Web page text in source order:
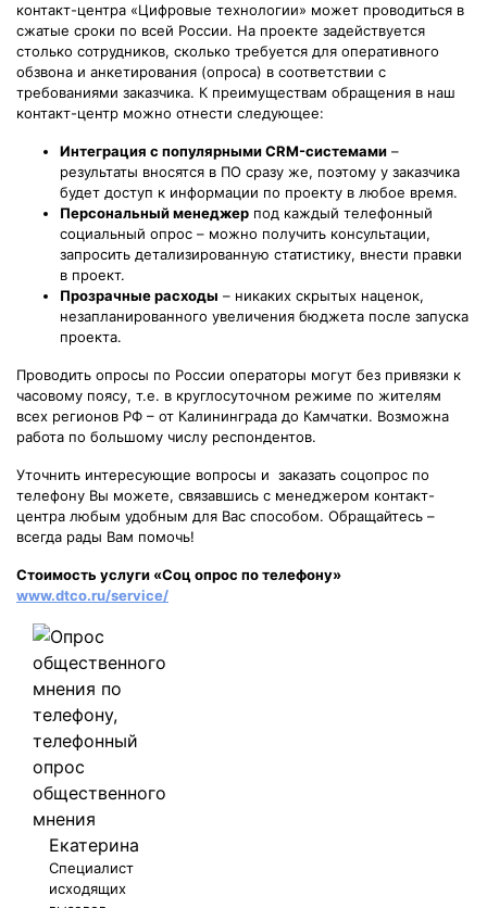
контакт-центра «Цифровые технологии» может проводиться в
сжатые сроки по всей России. На проекте задействуется
столько сотрудников, сколько требуется для оперативного
обзвона и анкетирования (опроса) в соответствии с
требованиями заказчика. К преимуществам обращения в наш
контакт-центр можно отнести следующее:
Интеграция с популярными CRM-системами –
результаты вносятся в ПО сразу же, поэтому у заказчика
будет доступ к информации по проекту в любое время.
Персональный менеджер под каждый телефонный
социальный опрос – можно получить консультации,
запросить детализированную статистику, внести правки
в проект.
Прозрачные расходы – никаких скрытых наценок,
незапланированного увеличения бюджета после запуска
проекта.
Проводить опросы по России операторы могут без привязки к
часовому поясу, т.е. в круглосуточном режиме по жителям
всех регионов РФ – от Калининграда до Камчатки. Возможна
работа по большому числу респондентов.
Уточнить интересующие вопросы и заказать соцопрос по
телефону Вы можете, связавшись с менеджером контакт-
центра любым удобным для Вас способом. Обращайтесь –
всегда рады Вам помочь!
Стоимость услуги «Соц опрос по телефону»
www.dtco.ru/service/
Екатерина
Специалист
исходящих